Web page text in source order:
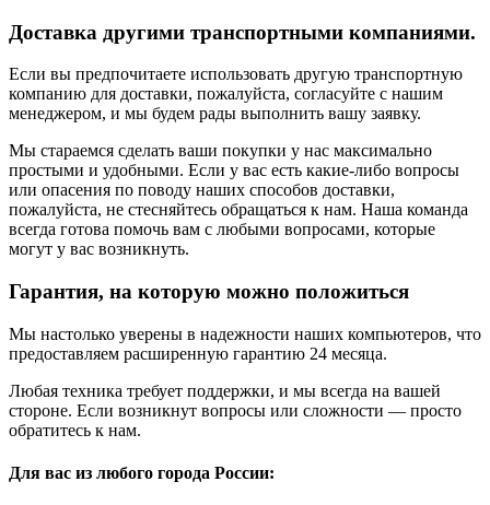
Доставка другими транспортными компаниями.
Если вы предпочитаете использовать другую транспортную
компанию для доставки, пожалуйста, согласуйте с нашим
менеджером, и мы будем рады выполнить вашу заявку.
Мы стараемся сделать ваши покупки у нас максимально
простыми и удобными. Если у вас есть какие-либо вопросы
или опасения по поводу наших способов доставки,
пожалуйста, не стесняйтесь обращаться к нам. Наша команда
всегда готова помочь вам с любыми вопросами, которые
могут у вас возникнуть.
Гарантия, на которую можно положиться
Мы настолько уверены в надежности наших компьютеров, что
предоставляем расширенную гарантию 24 месяца.
Любая техника требует поддержки, и мы всегда на вашей
стороне. Если возникнут вопросы или сложности — просто
обратитесь к нам.
Для вас из любого города России: